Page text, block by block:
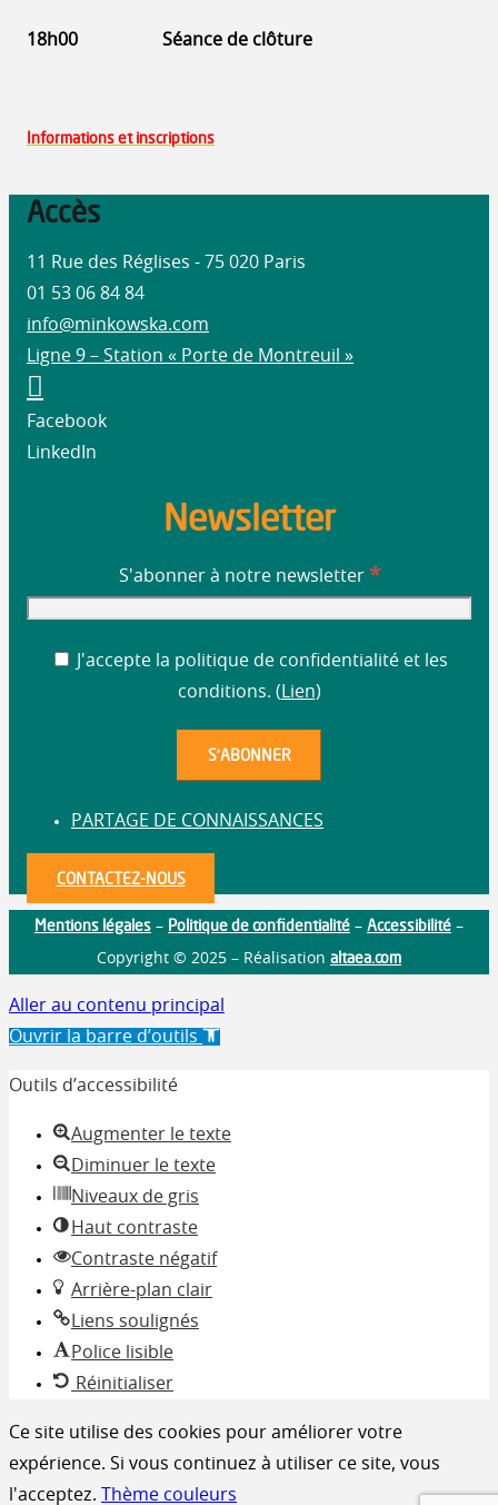
18h00 Séance de clôture
Informations et inscriptions
Accès
11 Rue des Réglises - 75 020 Paris
01 53 06 84 84
info@minkowska.com
Ligne 9 – Station « Porte de Montreuil »
Facebook
LinkedIn
Newsletter
S'abonner à notre newsletter *
J'accepte la politique de confidentialité et les
conditions. (Lien)
PARTAGE DE CONNAISSANCES
CONTACTEZ-NOUS
Mentions légales – Politique de confidentialité – Accessibilité –
Copyright © 2025 – Réalisation altaea.com
Aller au contenu principal
Ouvrir la barre d’outils
Outils d’accessibilité
Augmenter le texte
Diminuer le texte
Niveaux de gris
Haut contraste
Contraste négatif
Arrière-plan clair
Liens soulignés
Police lisible
Réinitialiser
Ce site utilise des cookies pour améliorer votre
expérience. Si vous continuez à utiliser ce site, vous
l'acceptez.
Thème couleurs